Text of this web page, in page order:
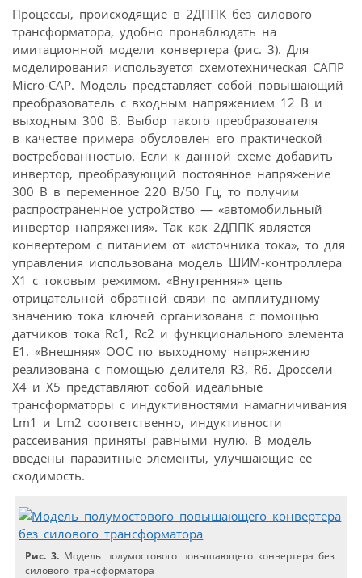
Процессы, происходящие в 2ДППК без силового
трансформатора, удобно пронаблюдать на
имитационной модели конвертера (рис. 3). Для
моделирования используется схемотехническая САПР
Micro-CAP. Модель представляет собой повышающий
преобразователь с входным напряжением 12 В и
выходным 300 В. Выбор такого преобразователя
в качестве примера обусловлен его практической
востребованностью. Если к данной схеме добавить
инвертор, преобразующий постоянное напряжение
300 В в переменное 220 В/50 Гц, то получим
распространенное устройство — «автомобильный
инвертор напряжения». Так как 2ДППК является
конвертером с питанием от «источника тока», то для
управления использована модель ШИМ-контроллера
Х1 с токовым режимом. «Внутренняя» цепь
отрицательной обратной связи по амплитудному
значению тока ключей организована с помощью
датчиков тока Rc1, Rc2 и функционального элемента
Е1. «Внешняя» ООС по выходному напряжению
реализована с помощью делителя R3, R6. Дроссели
Х4 и Х5 представляют собой идеальные
трансформаторы с индуктивностями намагничивания
Lm1 и Lm2 соответственно, индуктивности
рассеивания приняты равными нулю. В модель
введены паразитные элементы, улучшающие ее
сходимость.
Рис. 3. Модель полумостового повышающего конвертера без
силового трансформатора